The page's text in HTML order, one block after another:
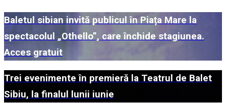
Baletul sibian invită publicul în Piața Mare la
spectacolul „Othello”, care închide stagiunea.
Acces gratuit
Trei evenimente în premieră la Teatrul de Balet
Sibiu, la finalul lunii iunie